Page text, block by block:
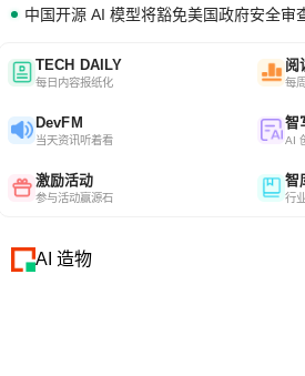
中国开源 AI 模型将豁免美国政府安全审
TECH DAILY
每日内容报纸化
阅
每
DevFM
当天资讯听着看
智
AI
激励活动
参与活动赢源石
智
行
AI 造物